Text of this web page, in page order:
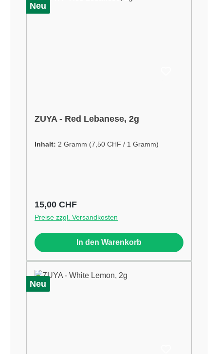
Neu
ZUYA - Red Lebanese, 2g
Inhalt: 2 Gramm (7,50 CHF / 1 Gramm)
Regulärer Preis:
15,00 CHF
Preise zzgl. Versandkosten
In den Warenkorb
Neu